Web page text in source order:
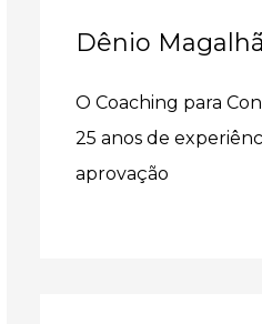
Dênio
O Coaching para
25 anos de
aprovação